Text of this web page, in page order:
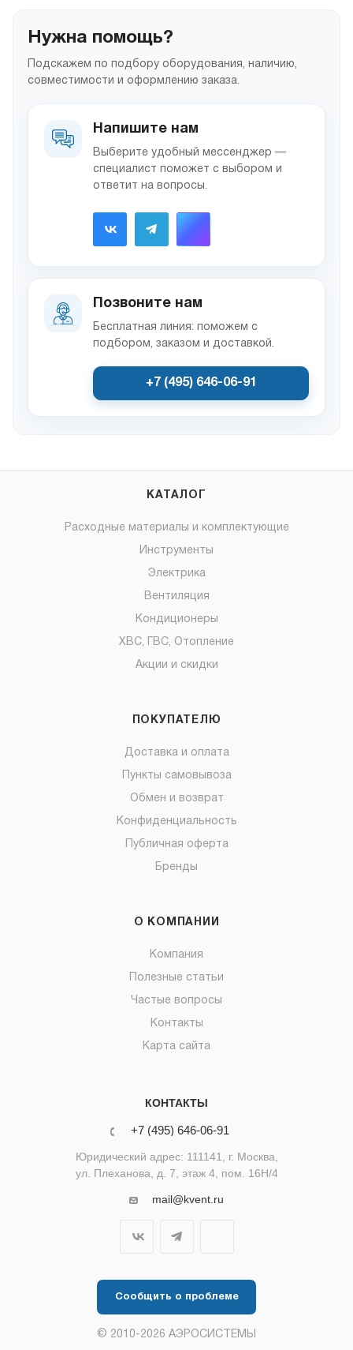
Нужна помощь?
Подскажем по подбору оборудования, наличию,
совместимости и оформлению заказа.
Напишите нам
Выберите удобный мессенджер —
специалист поможет с выбором и
ответит на вопросы.
Позвоните нам
Бесплатная линия: поможем с
подбором, заказом и доставкой.
+7 (495) 646-06-91
КАТАЛОГ
Расходные материалы и комплектующие
Инструменты
Электрика
Вентиляция
Кондиционеры
ХВС, ГВС, Отопление
Акции и скидки
ПОКУПАТЕЛЮ
Доставка и оплата
Пункты самовывоза
Обмен и возврат
Конфиденциальность
Публичная оферта
Бренды
О КОМПАНИИ
Компания
Полезные статьи
Частые вопросы
Контакты
Карта сайта
КОНТАКТЫ
+7 (495) 646-06-91
Юридический адрес: 111141, г. Москва,
ул. Плеханова, д. 7, этаж 4, пом. 16Н/4
mail@kvent.ru
Сообщить о проблеме
© 2010-2026 АЭРОСИСТЕМЫ